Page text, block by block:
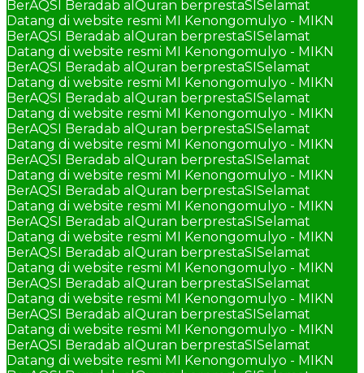
BerAQSI Beradab alQuran berprestaSISelamat
Datang di website resmi MI Kenongomulyo - MIKN
BerAQSI Beradab alQuran berprestaSISelamat
Datang di website resmi MI Kenongomulyo - MIKN
BerAQSI Beradab alQuran berprestaSISelamat
Datang di website resmi MI Kenongomulyo - MIKN
BerAQSI Beradab alQuran berprestaSISelamat
Datang di website resmi MI Kenongomulyo - MIKN
BerAQSI Beradab alQuran berprestaSISelamat
Datang di website resmi MI Kenongomulyo - MIKN
BerAQSI Beradab alQuran berprestaSISelamat
Datang di website resmi MI Kenongomulyo - MIKN
BerAQSI Beradab alQuran berprestaSISelamat
Datang di website resmi MI Kenongomulyo - MIKN
BerAQSI Beradab alQuran berprestaSISelamat
Datang di website resmi MI Kenongomulyo - MIKN
BerAQSI Beradab alQuran berprestaSISelamat
Datang di website resmi MI Kenongomulyo - MIKN
BerAQSI Beradab alQuran berprestaSISelamat
Datang di website resmi MI Kenongomulyo - MIKN
BerAQSI Beradab alQuran berprestaSISelamat
Datang di website resmi MI Kenongomulyo - MIKN
BerAQSI Beradab alQuran berprestaSISelamat
Datang di website resmi MI Kenongomulyo - MIKN